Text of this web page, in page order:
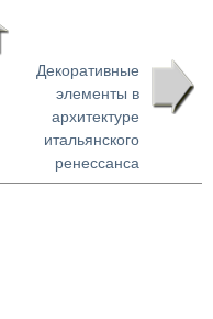
Декоративные
элементы в
архитектуре
итальянского
ренессанса